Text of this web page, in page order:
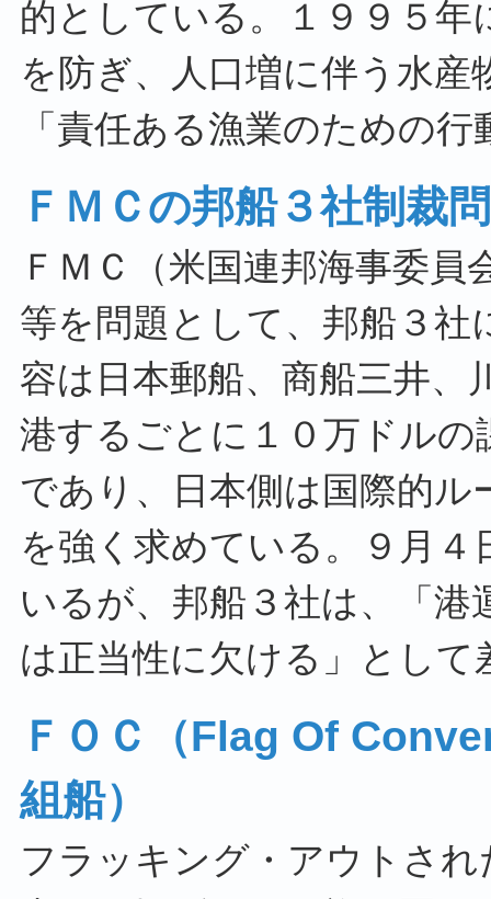
的としている。１９９５
を防ぎ、人口増に伴う水
「責任ある漁業のための
ＦＭＣの邦船３社制裁
ＦＭＣ（米国連邦海事委
等を問題として、邦船３
容は日本郵船、商船三井、
港するごとに１０万ドル
であり、日本側は国際的
を強く求めている。９月
いるが、邦船３社は、「
は正当性に欠ける」とし
ＦＯＣ（Flag Of
組船）
フラッキング・アウトさ